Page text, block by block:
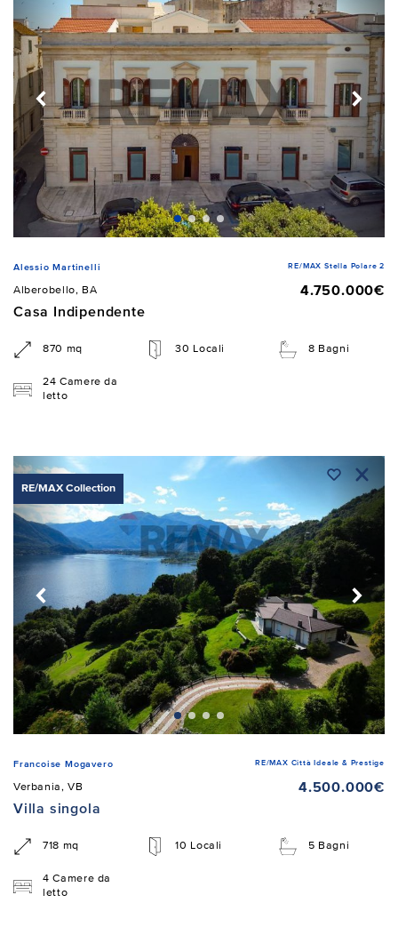
Alessio Martinelli RE/MAX Stella Polare 2
Alberobello, BA
4.750.000€
Casa Indipendente
870 mq 30 Locali 8 Bagni
24 Camere da
letto
RE/MAX Collection
Francoise Mogavero RE/MAX Città Ideale & Prestige
Verbania, VB
4.500.000€
Villa singola
718 mq 10 Locali 5 Bagni
4 Camere da
letto